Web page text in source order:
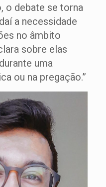
o debate se torna
a necessidade
no âmbito
sobre elas
uma
ou na pregação.”